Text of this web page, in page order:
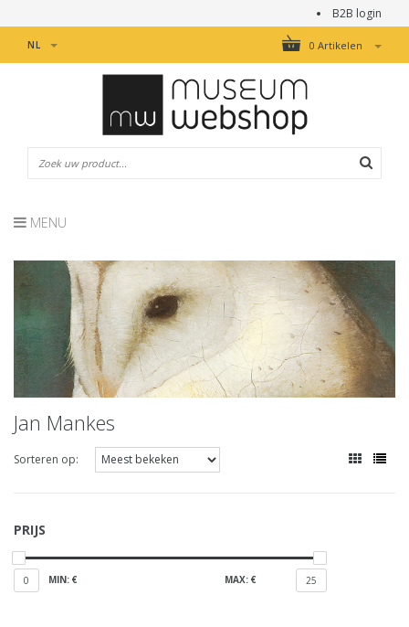
B2B login
0 Artikelen
NL
MENU
Jan Mankes
Sorteren op:
PRIJS
0 MIN: € MAX: € 25